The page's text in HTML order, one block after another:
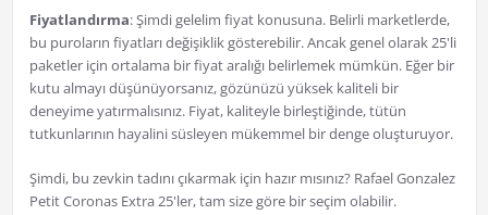
Fiyatlandırma: Şimdi gelelim fiyat konusuna. Belirli marketlerde,
bu puroların fiyatları değişiklik gösterebilir. Ancak genel olarak 25'li
paketler için ortalama bir fiyat aralığı belirlemek mümkün. Eğer bir
kutu almayı düşünüyorsanız, gözünüzü yüksek kaliteli bir
deneyime yatırmalısınız. Fiyat, kaliteyle birleştiğinde, tütün
tutkunlarının hayalini süsleyen mükemmel bir denge oluşturuyor.
Şimdi, bu zevkin tadını çıkarmak için hazır mısınız? Rafael Gonzalez
Petit Coronas Extra 25'ler, tam size göre bir seçim olabilir.